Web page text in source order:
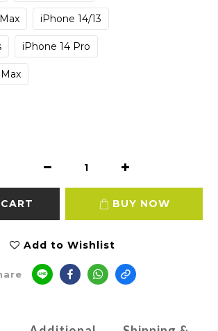
iPhone 14/13
iPhone 14 Pro
BUY NOW
Add to Wishlist